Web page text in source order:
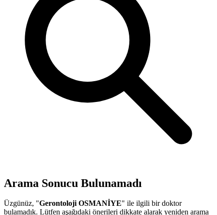
Arama Sonucu Bulunamadı
Üzgünüz, "Gerontoloji OSMANİYE" ile ilgili bir doktor
bulamadık. Lütfen aşağıdaki önerileri dikkate alarak yeniden arama